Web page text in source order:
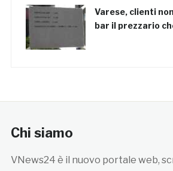
Varese, clienti
bar il prezzario
Chi siamo
VNews24 è il nuovo portale web,